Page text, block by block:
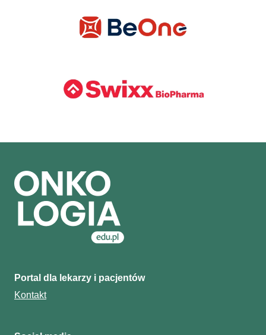
Portal dla lekarzy i pacjentów
Kontakt